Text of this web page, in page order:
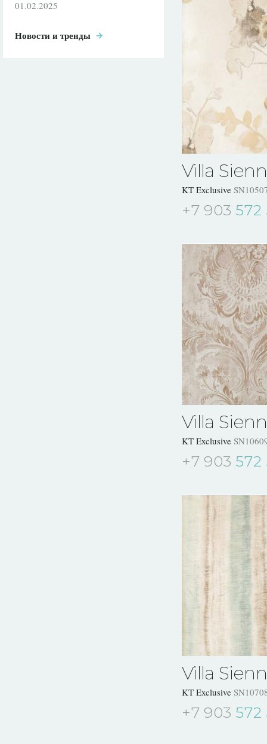
01.02.2025
Новости и тренды
Villa
KT Exclusive
+7 903 572
Villa
KT Exclusive
+7 903 572
Villa
KT Exclusive
+7 903 572